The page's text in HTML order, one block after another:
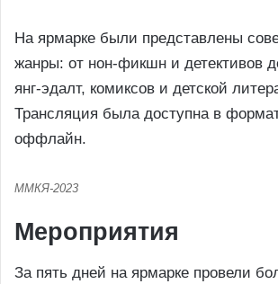
На ярмарке были представлены
жанры: от нон-фикшн и детективов
янг-эдалт, комиксов и детской
Трансляция была доступна в
оффлайн.
ММКЯ-2023
Мероприятия
За пять дней на ярмарке провели